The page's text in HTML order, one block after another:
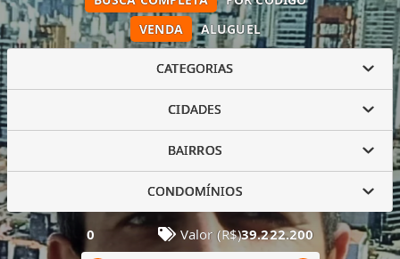
VENDA ALUGUEL
CATEGORIAS
CIDADES
BAIRROS
CONDOMÍNIOS
0 Valor (R$)39.222.200